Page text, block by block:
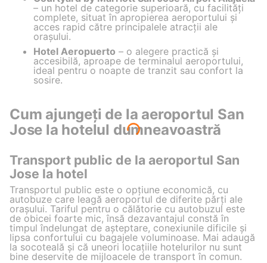
– un hotel de categorie superioară, cu facilități
complete, situat în apropierea aeroportului și
acces rapid către principalele atracții ale
orașului.
Hotel Aeropuerto – o alegere practică și
accesibilă, aproape de terminalul aeroportului,
ideal pentru o noapte de tranzit sau confort la
sosire.
Cum ajungeți de la aeroportul San
Jose la hotelul dumneavoastră
Transport public de la aeroportul San
Jose la hotel
Transportul public este o opțiune economică, cu
autobuze care leagă aeroportul de diferite părți ale
orașului. Tariful pentru o călătorie cu autobuzul este
de obicei foarte mic, însă dezavantajul constă în
timpul îndelungat de așteptare, conexiunile dificile și
lipsa confortului cu bagajele voluminoase. Mai adaugă
la socoteală și că uneori locațiile hotelurilor nu sunt
bine deservite de mijloacele de transport în comun.